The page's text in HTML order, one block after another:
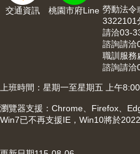
交通資訊 桃園市府Line 勞動法令
3322101
請洽03-
諮詢請洽
職訓服務
諮詢請洽
上班時間：星期一至星期五 上午
瀏覽器支援：Chrome、Firefox、
Win7已不再支援IE，Win10將於